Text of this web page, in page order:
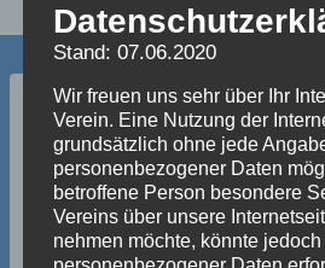
dritteSitzung
Stand: 07.06.2020
Wir freuen uns sehr über Ihr
Verein. Eine Nutzung der
grundsätzlich ohne jede
personenbezogener Daten
betroffene Person besondere
Vereins über unsere
nehmen möchte, könnte